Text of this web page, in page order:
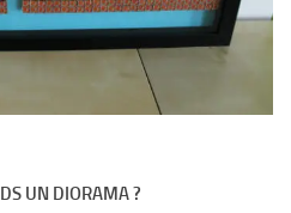
UN DIORAMA ?